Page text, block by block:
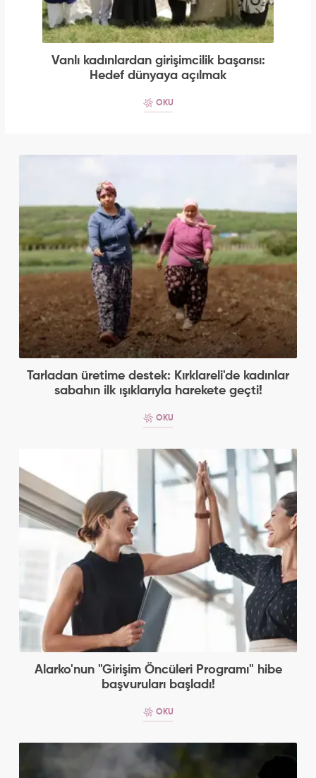
Vanlı kadınlardan girişimcilik başarısı:
Hedef dünyaya açılmak
OKU
Tarladan üretime destek: Kırklareli'de kadınlar
sabahın ilk ışıklarıyla harekete geçti!
OKU
Alarko'nun "Girişim Öncüleri Programı" hibe
başvuruları başladı!
OKU